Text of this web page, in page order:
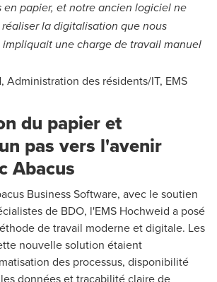
en papier, et notre ancien logiciel ne
la digitalisation que nous
une charge de travail manuel
Administration des résidents/IT, EMS
du papier et
pas vers l'avenir
Abacus
Business Software, avec le soutien
de BDO, l'EMS Hochweid a posé
de travail moderne et digitale. Les
nouvelle solution étaient
des processus, disponibilité
données et traçabilité claire de